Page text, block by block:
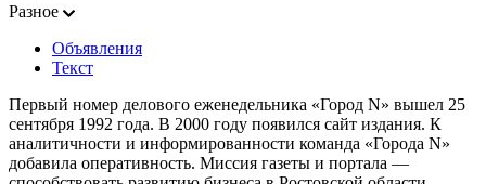
Разное
Объявления
Текст
Первый номер делового еженедельника «Город N» вышел 25
сентября 1992 года. В 2000 году появился сайт издания. К
аналитичности и информированности команда «Города N»
добавила оперативность. Миссия газеты и портала —